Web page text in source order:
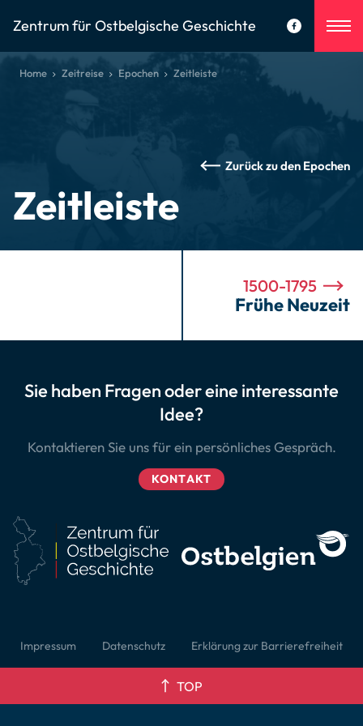
Zentrum für Ostbelgische Geschichte
Home Zeitreise Epochen Zeitleiste
Zurück zu den Epochen
Zeitleiste
1500-1795
Frühe Neuzeit
Sie haben Fragen oder eine interessante
Idee?
Kontaktieren Sie uns für ein persönliches Gespräch.
KONTAKT
Impressum Datenschutz Erklärung zur Barrierefreiheit
TOP